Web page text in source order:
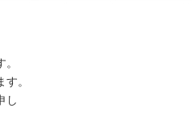
。
す。
し